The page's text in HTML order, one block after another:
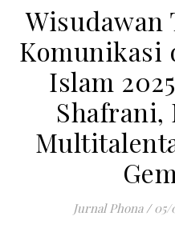
Wisudawan
Komunikasi
Islam
Shafrani,
Jurnal Phona / 05/